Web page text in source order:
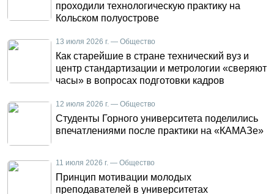
проходили технологическую практику на
Кольском полуострове
13 июля 2026 г. — Общество
Как старейшие в стране технический вуз и
центр стандартизации и метрологии «сверяют
часы» в вопросах подготовки кадров
12 июля 2026 г. — Общество
Студенты Горного университета поделились
впечатлениями после практики на «КАМАЗе»
11 июля 2026 г. — Общество
Принцип мотивации молодых
преподавателей в университетах